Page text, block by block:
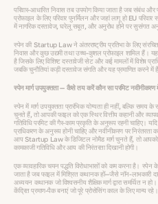
परिवार-आधारित निवास तब उपयोग किया जाता है जब संबंध
प्रोफाइल के लिए परिवार पुनर्मिलन और जहां लागू हो EU
में नागरिक दस्तावेज, घरेलू सबूत, और अनुरोध होने पर सुसंगत
स्पेन की Startup Law ने अंतरराष्ट्रीय प्रतिभा के लिए संरचित
निवास और कुछ उद्यमी तथा उच्च-कुशल प्रोफाइल शामिल हैं। यह
है जिसके लिए विशिष्ट दस्तावेजी सेट और कई मामलों में विशेष
जबकि चुनौतियां कड़ी दस्तावेज संगति और यह प्रमाणित करने में
स्पेन मार्ग उपयुक्तता — कैसे तय करें कौन सा परमिट नवीनीकरण
स्पेन में मार्ग उपयुक्तता प्रारंभिक योग्यता ही नहीं, बल्कि समय
चुनते हैं, तो आपकी फाइल को एक स्थिर वित्तीय कहानी और
गतिविधि परमिट की गैर-काम प्रकृति के अनुरूप रहनी चाहिए।
प्राधिकरण के अनुरूप होनी चाहिए और नवीनीकरण पर निरंतरता
आप Startup Law के डिजिटल नोमैड मार्ग चुनते हैं, तो आपको
कामकाजी गतिविधि और आय की निरंतरता दिखानी होगी।
एक व्यावहारिक चयन पद्धति विरोधाभासों को कम करना है।
जाता है जब फाइल में मिश्रित कथानक हों—जैसे नॉन-लाभकारी
अध्ययन कथानक जो विश्वसनीय शैक्षिक मार्ग द्वारा समर्थित न
केंद्रित प्रमाण-पैक बनाएं जो पूरे प्रोसेसिंग काल के लिए मान्य रहे।